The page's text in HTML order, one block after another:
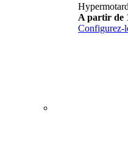
A partir de
Configurez-